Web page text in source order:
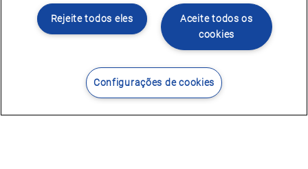
Contacte-nos Encontrar Centro
Aceite todos os
cookies
Rejeite todos eles
Configurações de cookies